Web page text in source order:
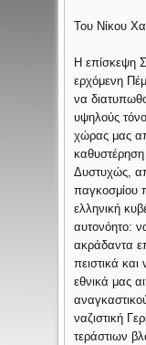
Του Νίκου
Η επίσκεψη
ερχόμενη
να
υψηλούς
χώρας μας
καθυστέρηση
Δυστυχώς,
παγκοσμίου
ελληνική
αυτονόητο:
ακράδαντα
πειστικά
εθνικά μας
ναζιστική
τεράστιων